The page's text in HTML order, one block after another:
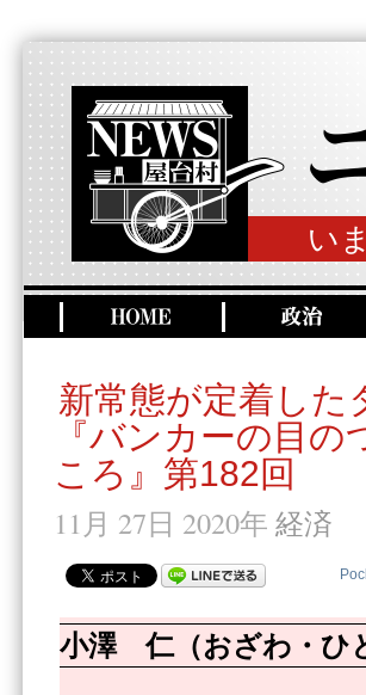
い
新常態が定着した
『バンカーの目
ころ』第182回
11月 27日 2020年 経済
小澤 仁（おざわ・ひ